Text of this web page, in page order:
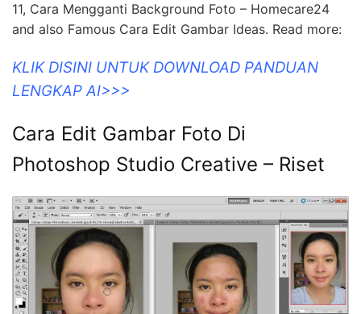
11, Cara Mengganti Background Foto – Homecare24
and also Famous Cara Edit Gambar Ideas. Read more:
KLIK DISINI UNTUK DOWNLOAD PANDUAN
LENGKAP AI>>>
Cara Edit Gambar Foto Di
Photoshop Studio Creative – Riset